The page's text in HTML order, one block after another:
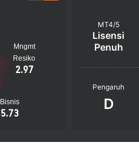
Bisnis
5.73
Mngmt
Resiko
2.97
MT4/5
Lisensi
Penuh
Pengaruh
D